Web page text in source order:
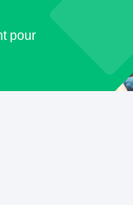
pour